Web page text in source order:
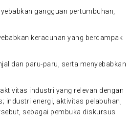
gangguan pertumbuhan,
keracunan yang berdampak
dan paru-paru, serta menyebabkan
industri yang relevan dengan
industri energi, aktivitas pelabuhan,
sebagai pembuka diskursus